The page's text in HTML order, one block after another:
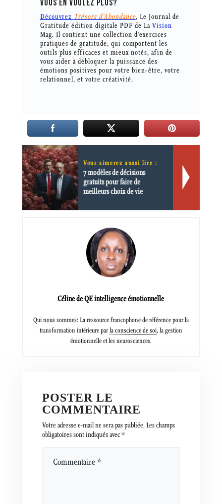
VOUS EN VOULEZ PLUS?
Découvrez Trésors d’Abondance, Le Journal de
Gratitude édition digitale PDF de La Vision
Mag. Il contient une collection d’exercices
pratiques de gratitude, qui comportent les
outils plus efficaces et mieux notés, afin de
vous aider à débloquer la puissance des
émotions positives pour votre bien-être, votre
relationnel, et votre créativité.
Vous aimerez aussi lire :
7 modèles de décisions
gratuits pour faire de
meilleurs choix de vie
Céline de QE intelligence émotionnelle
Qui nous sommes: La ressource francophone de référence pour la
transformation intérieure parla conscience de soi, la gestion
émotionnelle et les neurosciences.
POSTER LE
COMMENTAIRE
Votre adresse e-mail ne sera pas publiée.Les champs
obligatoires sont indiqués avec*